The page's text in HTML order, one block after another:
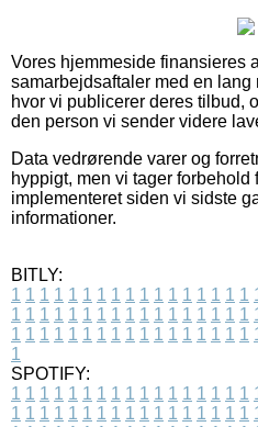
Vores hjemmeside finansieres
samarbejdsaftaler med en
hvor vi publicerer deres tilbud,
den person vi sender videre
Data vedrørende varer og
hyppigt, men vi tager
implementeret siden vi sidste
informationer.
BITLY:
1 1 1 1 1 1 1 1 1 1 1 1 1 1 1 1 1
1 1 1 1 1 1 1 1 1 1 1 1 1 1 1 1 1
1 1 1 1 1 1 1 1 1 1 1 1 1 1 1 1 1
1
SPOTIFY:
1 1 1 1 1 1 1 1 1 1 1 1 1 1 1 1 1
1 1 1 1 1 1 1 1 1 1 1 1 1 1 1 1 1